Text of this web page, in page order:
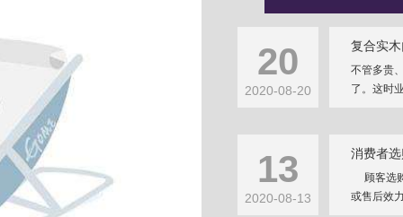
20
2020-08-20
复合实
不管多贵
了。这时
13
2020-08-13
消费者
顾客选
或售后效